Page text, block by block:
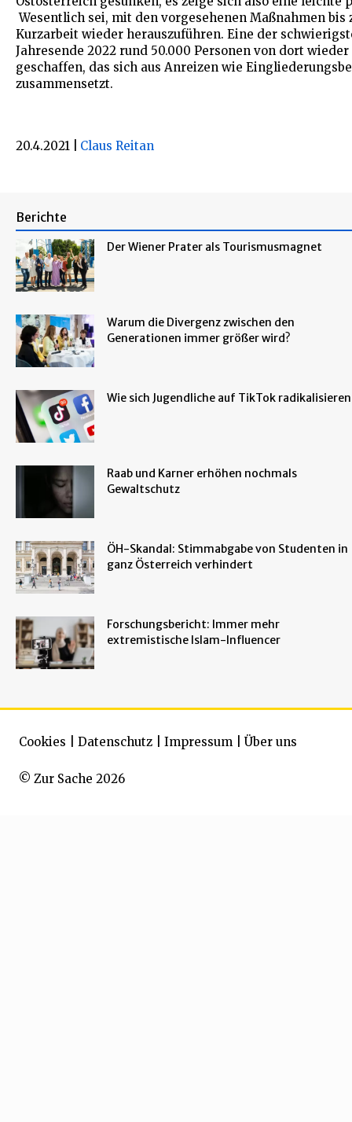
Wesentlich sei, mit den vorgesehenen Maßnahmen
Kurzarbeit wieder herauszuführen. Eine der
Jahresende 2022 rund 50.000 Personen von dort
geschaffen, das sich aus Anreizen wie
zusammensetzt.
20.4.2021 Claus Reitan
Berichte
Der Wiener Prater als Tourismusmagnet
Warum die Divergenz zwischen den
Generationen immer größer wird?
Wie sich Jugendliche auf TikTok radikalisieren
Raab und Karner erhöhen nochmals
Gewaltschutz
ÖH-Skandal: Stimmabgabe von Studenten in
ganz Österreich verhindert
Forschungsbericht: Immer mehr
extremistische Islam-Influencer
© Zur Sache 2026
Cookies Datenschutz Impressum Über uns